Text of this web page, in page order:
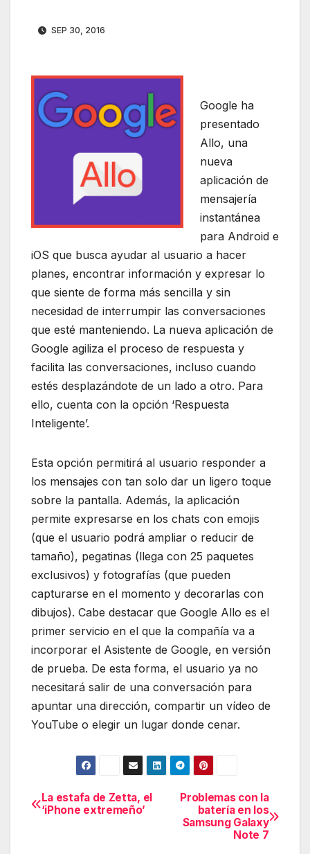
SEP 30, 2016
Google ha
presentado
Allo, una
nueva
aplicación de
mensajería
instantánea
para Android e
iOS que busca ayudar al usuario a hacer
planes, encontrar información y expresar lo
que siente de forma más sencilla y sin
necesidad de interrumpir las conversaciones
que esté manteniendo. La nueva aplicación de
Google agiliza el proceso de respuesta y
facilita las conversaciones, incluso cuando
estés desplazándote de un lado a otro. Para
ello, cuenta con la opción ‘Respuesta
Inteligente’.
Esta opción permitirá al usuario responder a
los mensajes con tan solo dar un ligero toque
sobre la pantalla. Además, la aplicación
permite expresarse en los chats con emojis
(que el usuario podrá ampliar o reducir de
tamaño), pegatinas (llega con 25 paquetes
exclusivos) y fotografías (que pueden
capturarse en el momento y decorarlas con
dibujos). Cabe destacar que Google Allo es el
primer servicio en el que la compañía va a
incorporar el Asistente de Google, en versión
de prueba. De esta forma, el usuario ya no
necesitará salir de una conversación para
apuntar una dirección, compartir un vídeo de
YouTube o elegir un lugar donde cenar.
Navegación
Problemas con la
batería en los
Samsung Galaxy
Note 7
La estafa de Zetta, el
‘iPhone extremeño’